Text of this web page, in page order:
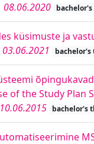
08.06.2020 bachelor's
küsimuste ja
03.06.2021 bachelor's
of the Study Plan
10.06.2015 bachelor's